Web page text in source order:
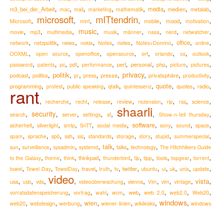
m3_bei_der_Arbeit, mac,mail, marketing,mathematik, media,medien,metalab,
Microsoft, microsoft, mint, mITtendrin,mobile, mood,motivation,
movie,mp3,multimedia, music, musik, männer, nasa, nerd, netwatcher,
network, netzpolitik, news, nokia, Notes, notes, Notes+Domino, office, online,
OOXML, open source, openoffice, opensource, orf, orlando, os, outlook,
password, patents, pc,pdf,performance, perl, personal,php,picture,pictures,
podcast,politics, politik, pr, press,presse, privacy, privatsphäre, productivity,
programming, protest, public speaking, qtalk, quintessenz, quote, quotes, radio,
rant,recherche, recht,release, review, rezension,rip, rss, science,
search,security, server,settings, sf, shaarli, Show-n-tell thursday,
sicherheit,silverlight, smtp,SnTT, social media, software,sony, sound,space,
spam, sprache, spö, ssh, ssl, standards, storage, story, stupid, summerspecial,
sun,surveillance,sysadmin,systemd, talk, talks, technology, The Hitchhikers Guide
to the Galaxy, theme,think,thinkpad, thunderbird, tip,tipp, tools, topgear,torrent,
towel,Towel Day,TowelDay, travel,truth, tv, twitter,ubuntu, ui,uk, unix,update,
usa,usb, vds,video, videoüberwachung,vienna, Vim,vim, vintage,vista,
vorratsdatenspeicherung,vortrag,wahl,wcm, web, web 2.0, web2.0, Web20,
web20, webdesign, werbung, wien, wiener linien, wikileaks, windows, windows